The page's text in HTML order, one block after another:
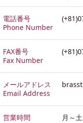
電話番号
Phone Number
FAX番号
Fax Number
メールアドレス
Email Address
営業時間
月～